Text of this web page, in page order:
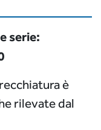
serie:
è
rilevate dal